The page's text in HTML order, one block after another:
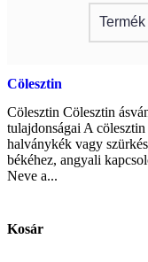
Cölesztin
Cölesztin Cölesztin
tulajdonságai A
halványkék vagy
békéhez, angyali
Neve a...
Kosár